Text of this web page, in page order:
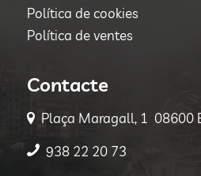
Política de cookies
Política de ventes
Contacte
Plaça Maragall, 1 08600
938 22 20 73